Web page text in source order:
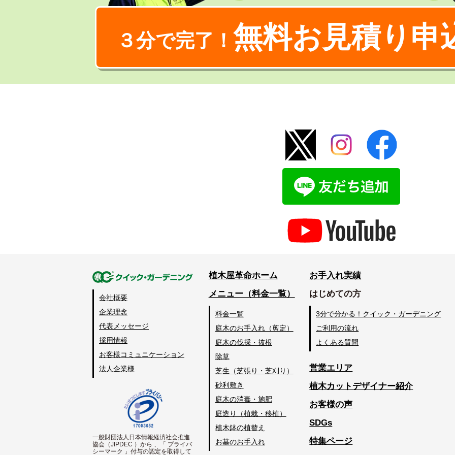
３分で完了！ 無料お見積り申
会社概要
企業理念
代表メッセージ
採用情報
お客様コミュニケーション
法人企業様
一般財団法人日本情報経済社会推進
協会（JIPDEC ）から 、「 プライバ
シーマーク 」付与の認定を取得して
植木屋革命ホーム
メニュー（料金一覧）
料金一覧
庭木のお手入れ（剪定）
庭木の伐採・抜根
除草
芝生（芝張り・芝刈り）
砂利敷き
庭木の消毒・施肥
庭造り（植栽・移植）
植木鉢の植替え
お墓のお手入れ
お手入れ実績
はじめての方
3分で分かる！クイック・ガーデニング
ご利用の流れ
よくある質問
営業エリア
植木カットデザイナー紹介
お客様の声
SDGs
特集ページ